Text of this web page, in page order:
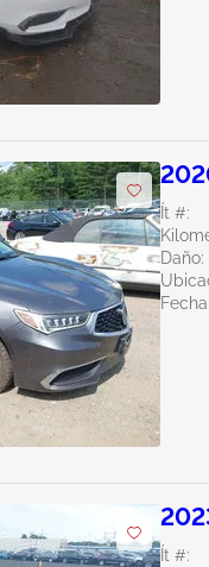
Ít #:
Daño:
Ít #: